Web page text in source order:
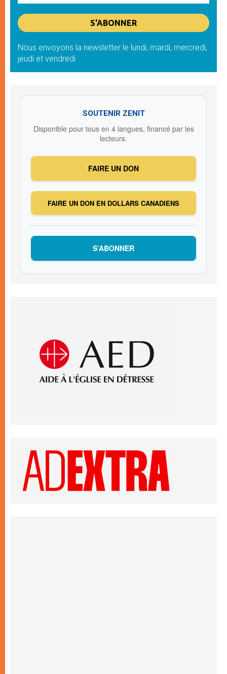
Nous envoyons la newsletter le lundi, mardi, mercredi,
jeudi et vendredi
SOUTENIR ZENIT
Disponible pour tous en 4 langues, financé par les
lecteurs.
FAIRE UN DON
FAIRE UN DON EN DOLLARS CANADIENS
S’ABONNER